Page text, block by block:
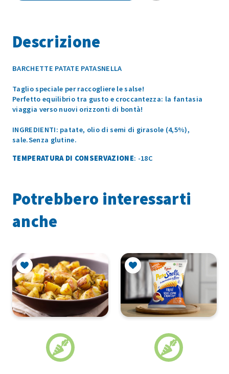
Descrizione
BARCHETTE PATATE PATASNELLA
Taglio speciale per raccogliere le salse!
Perfetto equilibrio tra gusto e croccantezza: la fantasia
viaggia verso nuovi orizzonti di bontà!
INGREDIENTI: patate, olio di semi di girasole (4,5%),
sale.Senza glutine.
TEMPERATURA DI CONSERVAZIONE: -18C
Potrebbero interessarti
anche